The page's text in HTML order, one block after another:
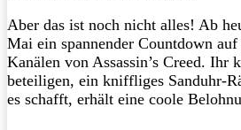
Aber das ist noch nicht alles! Ab
Mai ein spannender Countdown
Kanälen von Assassin’s Creed. Ihr
beteiligen, ein kniffliges Sanduhr-
es schafft, erhält eine coole